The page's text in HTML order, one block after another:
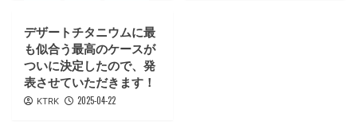
デザートチタニウムに最
も似合う最高のケースが
ついに決定したので、発
表させていただきます！
KTRK 2025-04-22